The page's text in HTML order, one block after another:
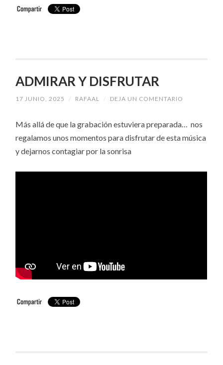
ADMIRAR Y DISFRUTAR
17 JUNIO, 2025 / RAFAAL / DEJA UN COMENTARIO
Más allá de que la grabación estuviera preparada… nos
regalamos unos momentos para disfrutar de esta música
y dejarnos contagiar por la sonrisa